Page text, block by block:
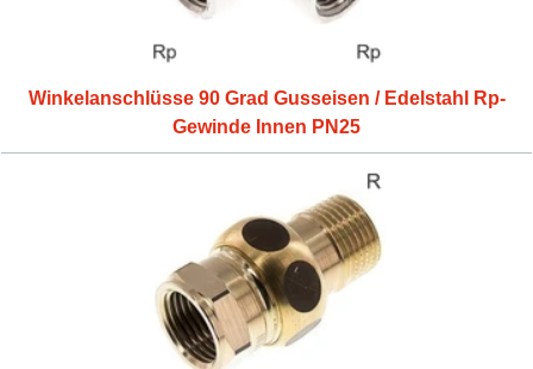
Winkelanschlüsse 90 Grad Gusseisen / Edelstahl Rp-
Gewinde Innen PN25